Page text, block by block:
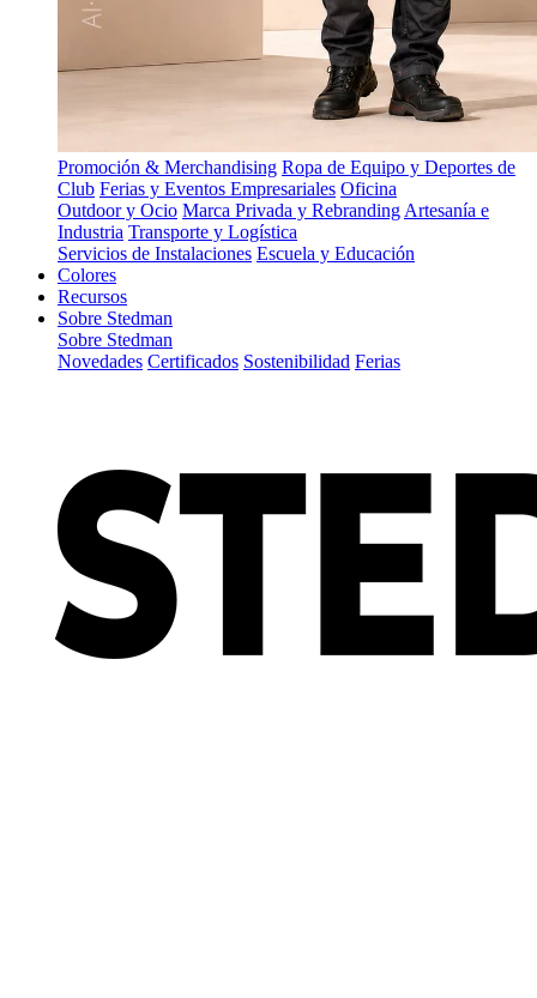
Promoción & Merchandising Ropa de Equipo y Deportes de
Club Ferias y Eventos Empresariales Oficina
Outdoor y Ocio Marca Privada y Rebranding Artesanía e
Industria Transporte y Logística
Servicios de Instalaciones Escuela y Educación
Colores
Recursos
Sobre Stedman
Sobre Stedman
Novedades Certificados Sostenibilidad Ferias